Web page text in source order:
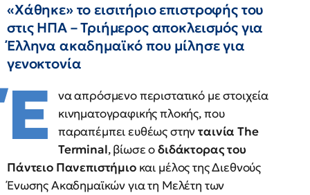
«Χάθηκε» το εισιτήριο επιστροφής του
στις ΗΠΑ – Τριήμερος αποκλεισμός για
Έλληνα ακαδημαϊκό που μίλησε για
γενοκτονία
Έ
να απρόσμενο περιστατικό με στοιχεία
κινηματογραφικής πλοκής, που
παραπέμπει ευθέως στηνταινία The
Terminal, βίωσε οδιδάκτορας του
Πάντειο Πανεπιστήμιοκαι μέλος της Διεθνούς
Ένωσης Ακαδημαϊκών για τη Μελέτη των